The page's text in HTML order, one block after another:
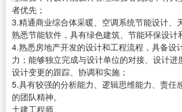
者优先；
3.精通商业综合体采暖、空调系统节能设计、
熟悉节能软件，具有绿色建筑、节能环保设计
4.熟悉房地产开发的设计和工程流程，具备设
力；能够独立完成与设计单位的对接、设计进
设计变更的跟踪、协调和实施；
5.具有较强的分析能力、逻辑思维能力、责任
的团队精神。
土建工程师